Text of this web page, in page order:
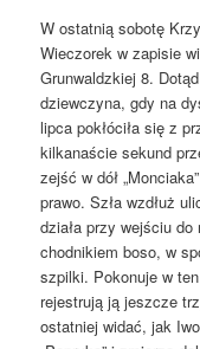
W ostatnią sobotę
Wieczorek w zapisie
Grunwaldzkiej 8.
dziewczyna, gdy na
lipca pokłóciła się z
kilkanaście sekund
zejść w dół
prawo. Szła wzdłuż
działa przy wejściu do
chodnikiem boso, w
szpilki. Pokonuje w
rejestrują ją jeszcze
ostatniej widać, jak